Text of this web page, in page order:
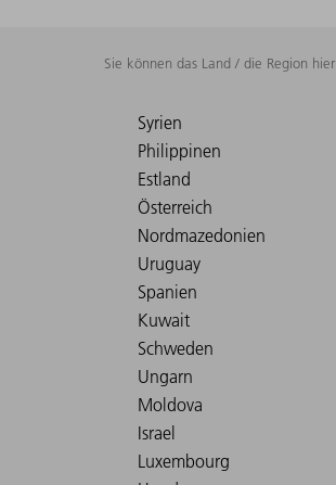
Sie können das Land / die Region